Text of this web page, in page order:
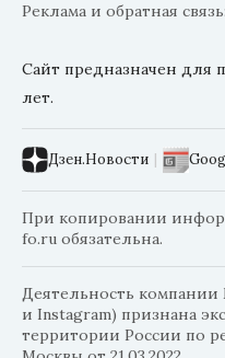
Реклама и обратная связь:
Сайт предназначен для
лет.
Дзен.Новости |
При копировании
fo.ru обязательна.
Деятельность компании
и Instagram) признана
территории России по